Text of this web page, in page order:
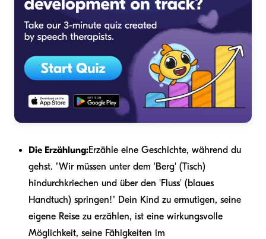
Die Erzählung:Erzähle eine Geschichte, während du
gehst. "Wir müssen unter dem 'Berg' (Tisch)
hindurchkriechen und über den 'Fluss' (blaues
Handtuch) springen!" Dein Kind zu ermutigen, seine
eigene Reise zu erzählen, ist eine wirkungsvolle
Möglichkeit, seine Fähigkeiten im